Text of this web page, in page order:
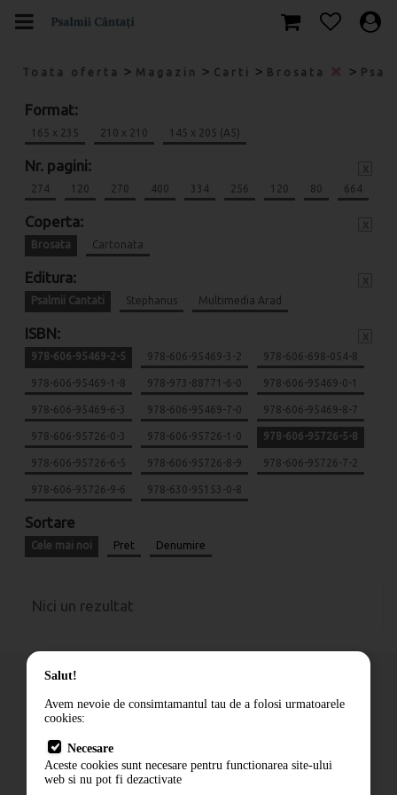
Toata oferta > Magazin > Carti > Brosata >
Format:
165 x 235 210 x 210 145 x 205 (A5)
Nr. pagini:
274 120 270 400 334 256 120 80 664
Coperta:
Brosata Cartonata
Editura:
Psalmii Cantati Stephanus Multimedia Arad
ISBN:
978-606-95469-2-5 978-606-95469-3-2 978-606-698-054-8
978-606-95469-1-8 978-973-88771-6-0 978-606-95469-0-1
978-606-95469-6-3 978-606-95469-7-0 978-606-95469-8-7
978-606-95726-0-3 978-606-95726-1-0 978-606-95726-5-8
978-606-95726-6-5 978-606-95726-8-9 978-606-95726-7-2
978-606-95726-9-6 978-630-95153-0-8
Sortare
Cele mai noi Pret Denumire
Nici un rezultat
Cum comand
Livrare
Contact
Salut!
Avem nevoie de consimtamantul tau de a folosi urmatoarele
cookies:
Necesare
Aceste cookies sunt necesare pentru functionarea site-ului
web si nu pot fi dezactivate